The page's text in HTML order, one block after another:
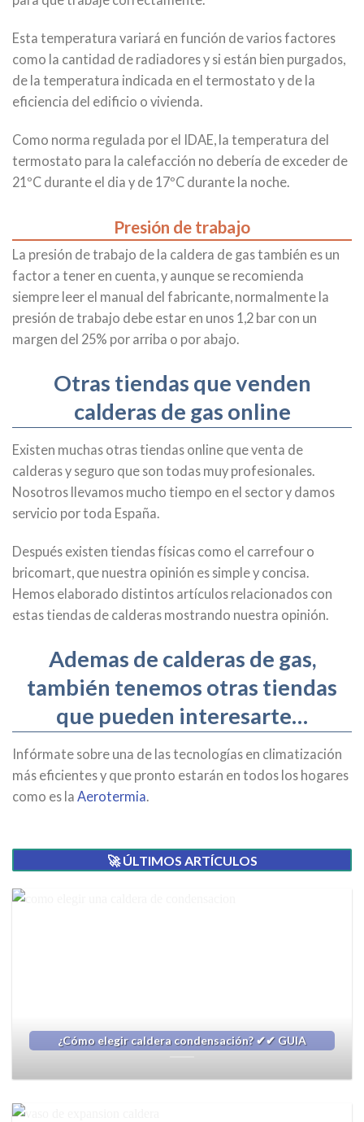
Esta temperatura variará en función de varios factores
como la cantidad de radiadores y si están bien purgados,
de la temperatura indicada en el termostato y de la
eficiencia del edificio o vivienda.
Como norma regulada por el IDAE, la temperatura del
termostato para la calefacción no debería de exceder de
21ºC durante el dia y de 17ºC durante la noche.
Presión de trabajo
La presión de trabajo de la caldera de gas también es un
factor a tener en cuenta, y aunque se recomienda
siempre leer el manual del fabricante, normalmente la
presión de trabajo debe estar en unos 1,2 bar con un
margen del 25% por arriba o por abajo.
Otras tiendas que venden
calderas de gas online
Existen muchas otras tiendas online que venta de
calderas y seguro que son todas muy profesionales.
Nosotros llevamos mucho tiempo en el sector y damos
servicio por toda España.
Después existen tiendas físicas como el carrefour o
bricomart, que nuestra opinión es simple y concisa.
Hemos elaborado distintos artículos relacionados con
estas tiendas de calderas mostrando nuestra opinión.
Ademas de calderas de gas,
también tenemos otras tiendas
que pueden interesarte…
Infórmate sobre una de las tecnologías en climatización
más eficientes y que pronto estarán en todos los hogares
como es la Aerotermia.
🚀 ÚLTIMOS ARTÍCULOS
¿Cómo elegir caldera condensación? ✔✔ GUIA